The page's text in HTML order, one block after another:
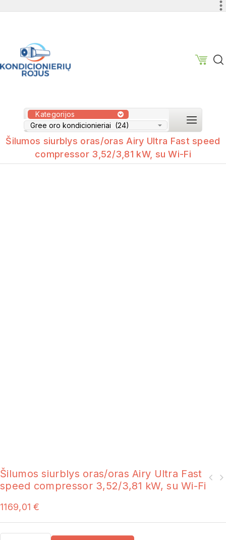
Kategorijos
Šilumos siurblys oras/oras Airy Ultra Fast speed
compressor 3,52/3,81 kW, su Wi-Fi
Šilumos siurblys oras/oras Airy Ultra Fast
speed compressor 3,52/3,81 kW, su Wi-Fi
1169,01€